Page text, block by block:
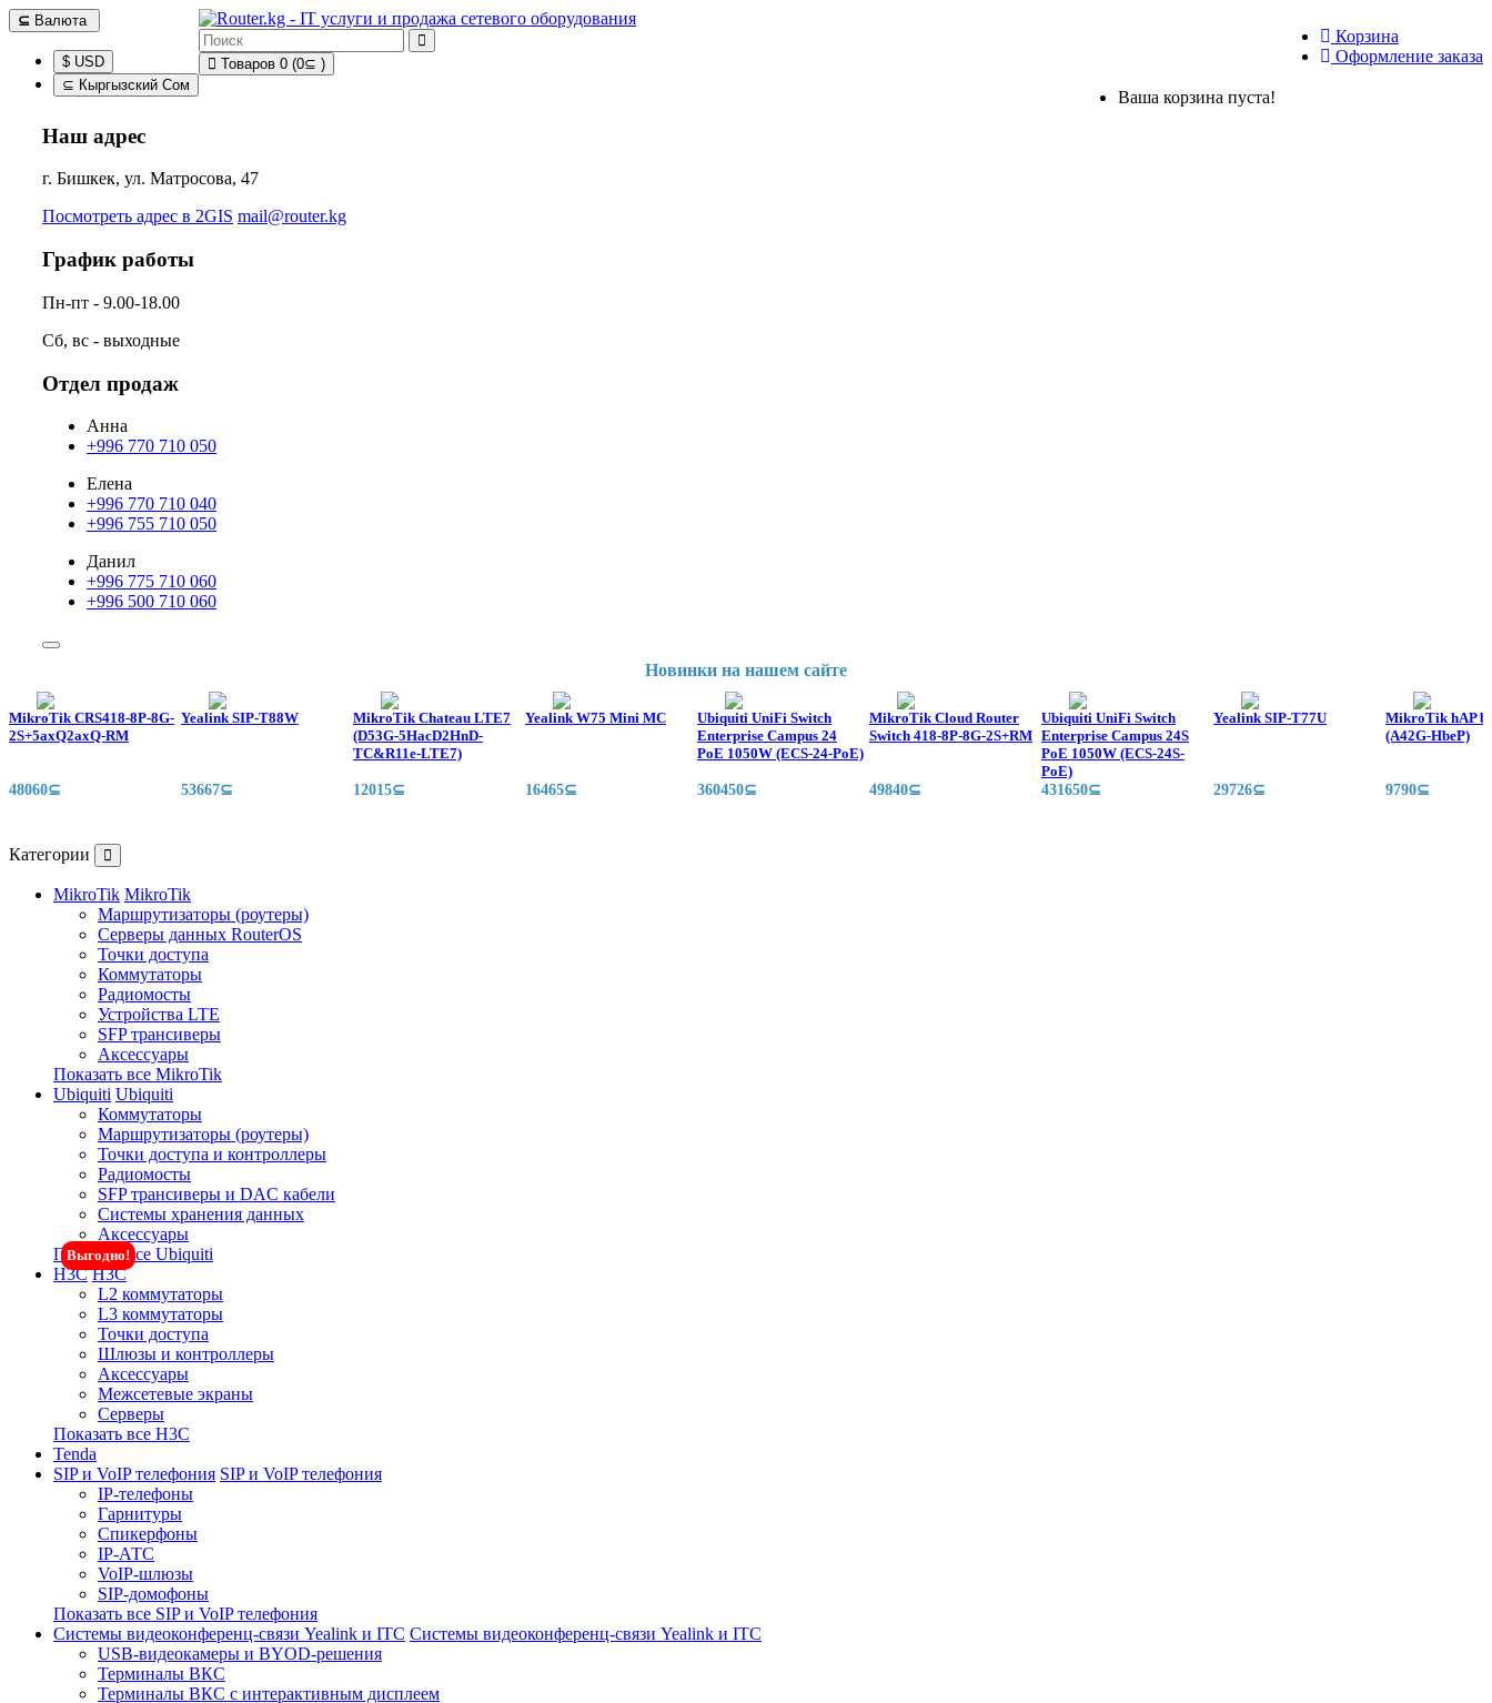
⊆ Валюта
$ USD
⊆ Кыргызский Сом
Корзина
Оформление заказа
Товаров 0 (0⊆ )
Ваша корзина пуста!
Наш адрес
г. Бишкек, ул. Матросова, 47
Посмотреть адрес в 2GIS mail@router.kg
График работы
Пн-пт - 9.00-18.00
Сб, вс - выходные
Отдел продаж
Анна
+996 770 710 050
Елена
+996 770 710 040
+996 755 710 050
Данил
+996 775 710 060
+996 500 710 060
Новинки на нашем сайте
MikroTik CRS418-8P-8G-
2S+5axQ2axQ-RM
48060⊆
Yealink SIP-T88W
53667⊆
MikroTik Chateau LTE7
(D53G-5HacD2HnD-
TC&R11e-LTE7)
12015⊆
Yealink W75 Mini MC
16465⊆
Ubiquiti UniFi Switch
Enterprise Campus 24
PoE 1050W (ECS-24-PoE)
360450⊆
MikroTik Cloud Router
Switch 418-8P-8G-2S+RM
49840⊆
Ubiquiti UniFi Switch
Enterprise Campus 24S
PoE 1050W (ECS-24S-
PoE)
431650⊆
Yealink SIP-T77U
29726⊆
MikroTik hAP
(A42G-HbeP)
9790⊆
Категории
MikroTik MikroTik
Маршрутизаторы (роутеры)
Серверы данных RouterOS
Точки доступа
Коммутаторы
Радиомосты
Устройства LTE
SFP трансиверы
Аксессуары
Показать все MikroTik
Ubiquiti Ubiquiti
Коммутаторы
Маршрутизаторы (роутеры)
Точки доступа и контроллеры
Радиомосты
SFP трансиверы и DAC кабели
Системы хранения данных
Аксессуары
Показать все Ubiquiti
H3C
Выгодно!
H3C
L2 коммутаторы
L3 коммутаторы
Точки доступа
Шлюзы и контроллеры
Аксессуары
Межсетевые экраны
Серверы
Показать все H3C
Tenda
SIP и VoIP телефония SIP и VoIP телефония
IP-телефоны
Гарнитуры
Спикерфоны
IP-АТС
VoIP-шлюзы
SIP-домофоны
Показать все SIP и VoIP телефония
Системы видеоконференц-связи Yealink и ITC Системы видеоконференц-связи Yealink и ITC
USB-видеокамеры и BYOD-решения
Терминалы ВКС
Терминалы ВКС с интерактивным дисплеем